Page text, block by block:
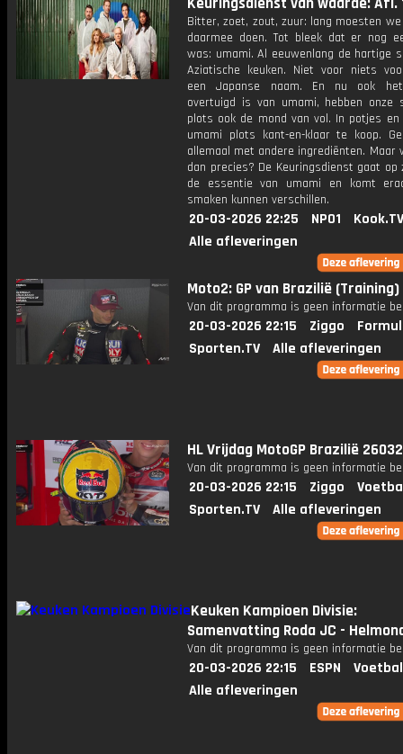
Bitter, zoet, zout, zuur: lang moesten
daarmee doen. Tot bleek dat er nog
was: umami. Al eeuwenlang de hartige
Aziatische keuken. Niet voor niets
een Japanse naam. En nu ook
overtuigd is van umami, hebben onze
plots ook de mond van vol. In potjes
umami plots kant-en-klaar te koop.
allemaal met andere ingrediënten. Maar
dan precies? De Keuringsdienst gaat op
de essentie van umami en komt
smaken kunnen verschillen.
20-03-2026 22:25 NPO1
Kook.TV
Alle afleveringen
Moto2: GP van Brazilië (Training)
Van dit programma is geen informatie
20-03-2026 22:15 Ziggo
Sporten.TV
Alle afleveringen
HL Vrijdag MotoGP Brazilië
Van dit programma is geen informatie
20-03-2026 22:15 Ziggo
Sporten.TV
Alle afleveringen
Keuken Kampioen Divisie:
Samenvatting Roda JC -
Van dit programma is geen informatie
20-03-2026 22:15 ESPN
Alle afleveringen